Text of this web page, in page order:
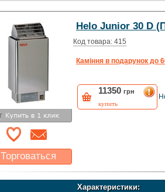
Торговаться
Какая цена Вас
устроит?
Helo Junior 30 D
Код товара: 415
Каміння в подарунок до
11350 грн
купить
Характеристики: